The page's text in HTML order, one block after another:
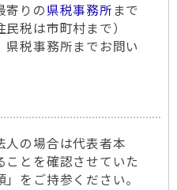
寄りの県税事務所 まで
税は市町村まで）
県税事務所までお問い
人の場合は代表者本
とを確認させていた
をご持参ください。